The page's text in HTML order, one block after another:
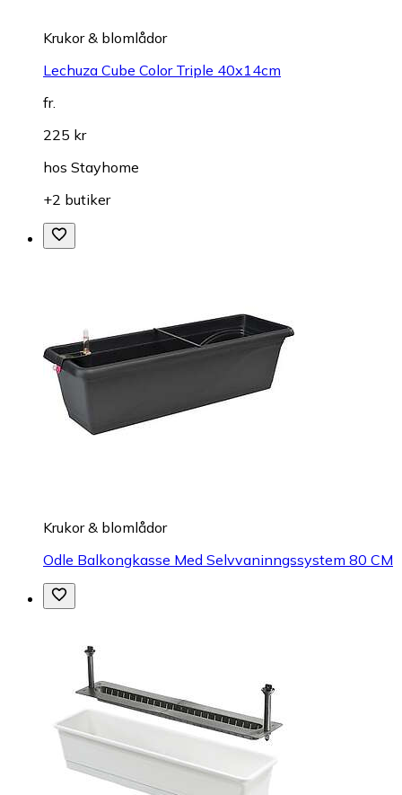
Krukor & blomlådor
Lechuza Cube Color Triple 40x14cm
fr.
225 kr
hos Stayhome
+2 butiker
Krukor & blomlådor
Odle Balkongkasse Med Selvvaninngssystem 80 CM